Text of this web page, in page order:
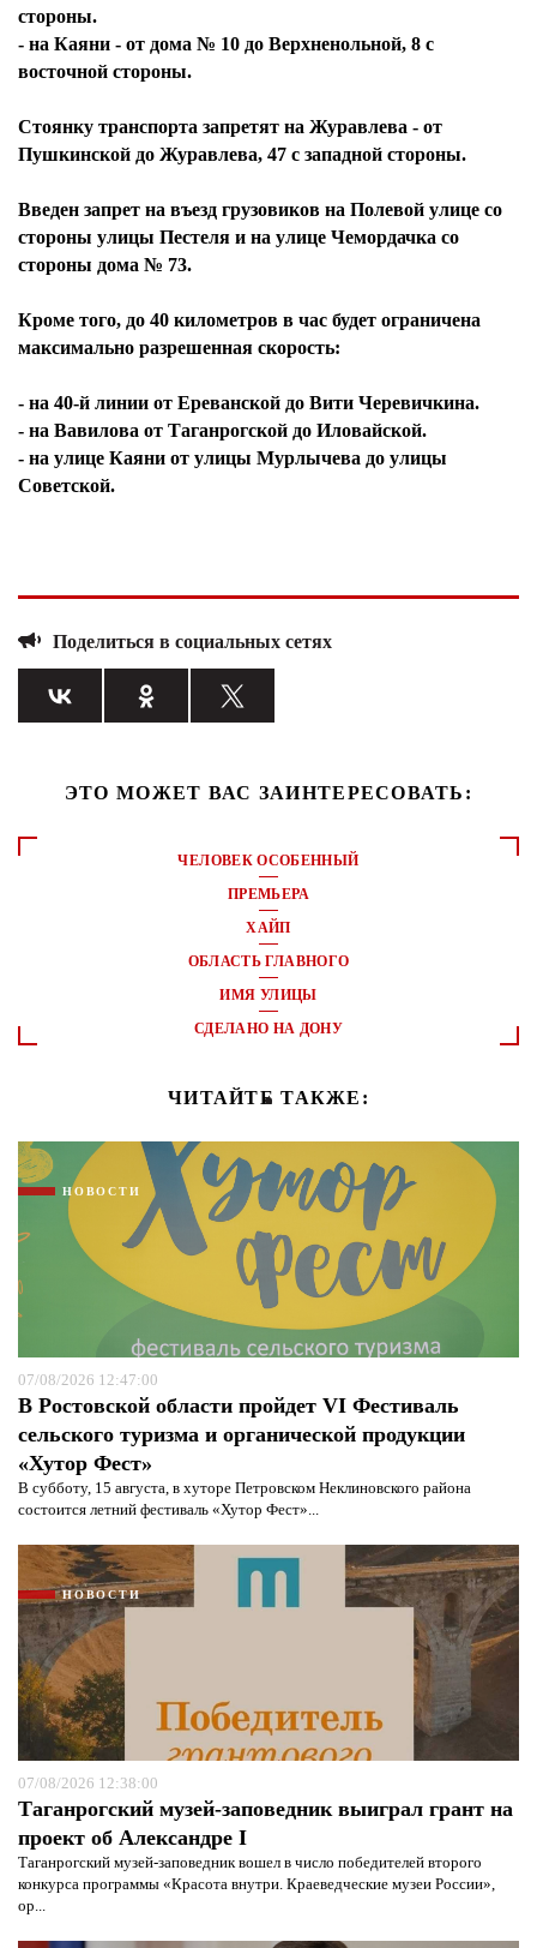
стороны.
- на Каяни - от дома № 10 до Верхненольной, 8 с
восточной стороны.
Стоянку транспорта запретят на Журавлева - от
Пушкинской до Журавлева, 47 с западной стороны.
Введен запрет на въезд грузовиков на Полевой улице со
стороны улицы Пестеля и на улице Чемордачка со
стороны дома № 73.
Кроме того, до 40 километров в час будет ограничена
максимально разрешенная скорость:
- на 40-й линии от Ереванской до Вити Черевичкина.
- на Вавилова от Таганрогской до Иловайской.
- на улице Каяни от улицы Мурлычева до улицы
Советской.
Поделиться в социальных сетях
ЭТО МОЖЕТ ВАС ЗАИНТЕРЕСОВАТЬ:
ЧЕЛОВЕК ОСОБЕННЫЙ
ПРЕМЬЕРА
ХАЙП
ОБЛАСТЬ ГЛАВНОГО
ИМЯ УЛИЦЫ
СДЕЛАНО НА ДОНУ
ЧИТАЙТЕ ТАКЖЕ:
НОВОСТИ
07/08/2026 12:47:00
В Ростовской области пройдет VI Фестиваль
сельского туризма и органической продукции
«Хутор Фест»
В субботу, 15 августа, в хуторе Петровском Неклиновского района
состоится летний фестиваль «Хутор Фест»...
НОВОСТИ
07/08/2026 12:38:00
Таганрогский музей-заповедник выиграл грант на
проект об Александре I
Таганрогский музей-заповедник вошел в число победителей второго
конкурса программы «Красота внутри. Краеведческие музеи России»,
ор...